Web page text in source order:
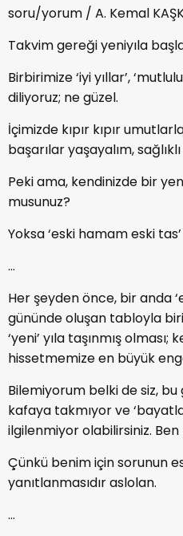
soru/yorum / A. Kemal
Takvim gereği yeniyıla
Birbirimize ‘iyi yıllar’,
diliyoruz; ne güzel.
İçimizde kıpır kıpır
başarılar yaşayalım,
Peki ama, kendinizde bir
musunuz?
Yoksa ‘eski hamam eski tas’
…
Her şeyden önce, bir anda
gününde oluşan tabloyla
‘yeni’ yıla taşınmış olması;
hissetmemize en büyük
Bilemiyorum belki de siz,
kafaya takmıyor ve
ilgilenmiyor olabilirsiniz. Ben
Çünkü benim için sorunun
yanıtlanmasıdır aslolan.
…